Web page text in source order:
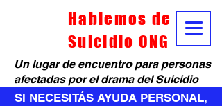
Hablemos de
Suicidio ONG
SI NECESITÁS AYUDA PERSONAL,
Un lugar de encuentro para personas
afectadas por el drama del Suicidio